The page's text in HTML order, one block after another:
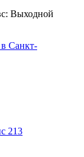
Выходной
213